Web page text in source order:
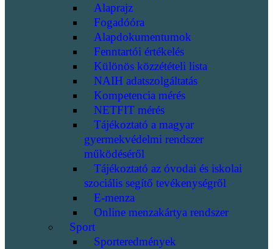
Alaprajz
Fogadóóra
Alapdokumentumok
Fenntartói értékelés
Különös közzétételi lista
NAIH adatszolgáltatás
Kompetencia mérés
NETFIT mérés
Tájékoztató a magyar
gyermekvédelmi rendszer
működéséről
Tájékoztató az óvodai és iskolai
szociális segítő tevékenységről
E-menza
Online menzakártya rendszer
Sport
Sporteredmények